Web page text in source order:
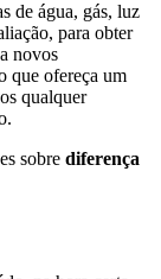
de água, gás, luz
para obter
novos
que ofereça um
qualquer
sobre diferença